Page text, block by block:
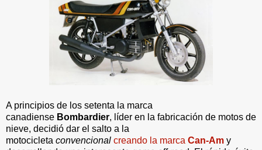
A principios de los setenta la marca
canadiense Bombardier, líder en la fabricación de motos de
nieve, decidió dar el salto a la
motocicleta convencional creando la marca Can-Am y